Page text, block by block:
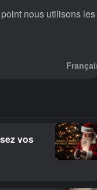
nous utilisons les
vos